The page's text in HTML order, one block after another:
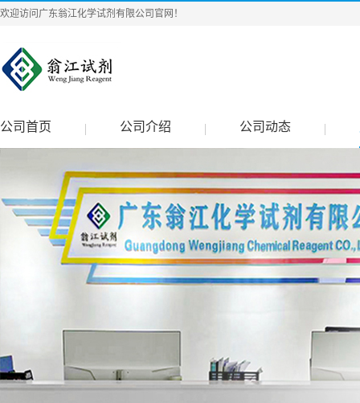
欢迎访问广东翁江化学试剂有限公司官网！
公司首页 公司介绍 公司动态